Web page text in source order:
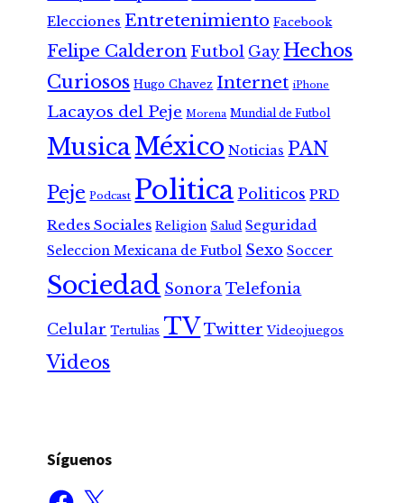
Elecciones Entretenimiento Facebook
Felipe Calderon Futbol Gay Hechos
Curiosos Hugo Chavez Internet iPhone
Lacayos del Peje Morena Mundial de Futbol
MusicaMéxico Noticias PAN
Peje Podcast Politica Politicos PRD
Redes Sociales Religion Salud Seguridad
Seleccion Mexicana de Futbol Sexo Soccer
Sociedad Sonora Telefonia
Celular Tertulias TV Twitter Videojuegos
Videos
Síguenos
Facebook
X